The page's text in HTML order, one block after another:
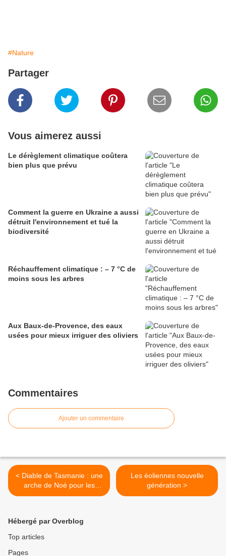
#Nature
Partager
Vous aimerez aussi
Le dérèglement climatique coûtera
bien plus que prévu
Comment la guerre en Ukraine a aussi
détruit l'environnement et tué la
biodiversité
Réchauffement climatique : – 7 °C de
moins sous les arbres
Aux Baux-de-Provence, des eaux
usées pour mieux irriguer des oliviers
Commentaires
Ajouter un commentaire
< Diable de Tasmanie : une
arche de Noé pour les
survivants
Les éoliennes nouvelle
génération >
Hébergé par Overblog
Top articles
Pages